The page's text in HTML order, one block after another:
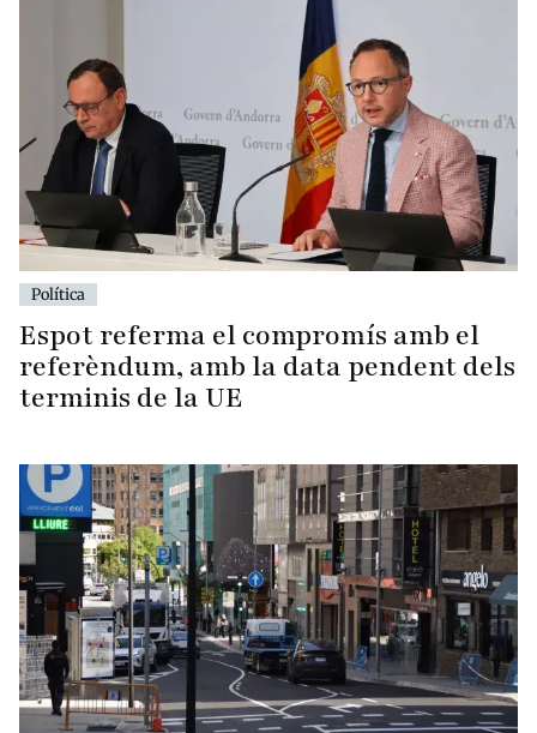
Política
Espot referma el compromís amb el
referèndum, amb la data pendent dels
terminis de la UE